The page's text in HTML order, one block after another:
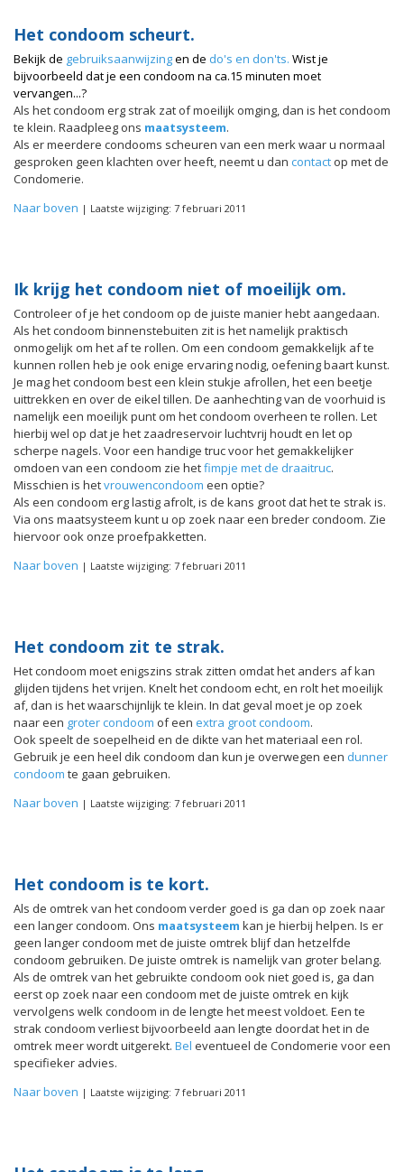
Het condoom scheurt.
Bekijk de gebruiksaanwijzingen de do's en don'ts. Wist je
bijvoorbeeld dat je een condoom na ca.15 minuten moet
vervangen...?
Als het condoom erg strak zat of moeilijk omging, dan is het condoom
te klein. Raadpleeg ons maatsysteem.
Als er meerdere condooms scheuren van een merk waar u normaal
gesproken geen klachten over heeft, neemt u dan contact op met de
Condomerie.
Naar boven | Laatste wijziging: 7 februari 2011
Ik krijg het condoom niet of moeilijk om.
Controleer of je het condoom op de juiste manier hebt aangedaan.
Als het condoom binnenstebuiten zit is het namelijk praktisch
onmogelijk om het af te rollen. Om een condoom gemakkelijk af te
kunnen rollen heb je ook enige ervaring nodig, oefening baart kunst.
Je mag het condoom best een klein stukje afrollen, het een beetje
uittrekken en over de eikel tillen. De aanhechting van de voorhuid is
namelijk een moeilijk punt om het condoom overheen te rollen. Let
hierbij wel op dat je het zaadreservoir luchtvrij houdt en let op
scherpe nagels. Voor een handige truc voor het gemakkelijker
omdoen van een condoom zie hetfimpje met de draaitruc.
Misschien is hetvrouwencondoom een optie?
Als een condoom erg lastig afrolt, is de kans groot dat het te strak is.
Via ons maatsysteem kunt u op zoek naar een breder condoom. Zie
hiervoor ook onze proefpakketten.
Naar boven | Laatste wijziging: 7 februari 2011
Het condoom zit te strak.
Het condoom moet enigszins strak zitten omdat het anders af kan
glijden tijdens het vrijen. Knelt het condoom echt, en rolt het moeilijk
af, dan is het waarschijnlijk te klein. In dat geval moet je op zoek
naar een groter condoom of een extra groot condoom.
Ook speelt de soepelheid en de dikte van het materiaal een rol.
Gebruik je een heel dik condoom dan kun je overwegen een dunner
condoom te gaan gebruiken.
Naar boven | Laatste wijziging: 7 februari 2011
Het condoom is te kort.
Als de omtrek van het condoom verder goed is ga dan op zoek naar
een langer condoom. Ons maatsysteem kan je hierbij helpen. Is er
geen langer condoom met de juiste omtrek blijf dan hetzelfde
condoom gebruiken. De juiste omtrek is namelijk van groter belang.
Als de omtrek van het gebruikte condoom ook niet goed is, ga dan
eerst op zoek naar een condoom met de juiste omtrek en kijk
vervolgens welk condoom in de lengte het meest voldoet. Een te
strak condoom verliest bijvoorbeeld aan lengte doordat het in de
omtrek meer wordt uitgerekt. Bel eventueel de Condomerie voor een
specifieker advies.
Naar boven | Laatste wijziging: 7 februari 2011